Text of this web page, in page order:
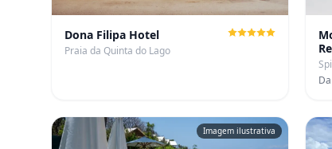
Dona Filipa Hotel
Praia da Quinta do Lago
Da
Imagem ilustrativa